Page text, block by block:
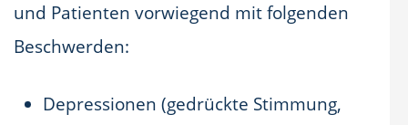
und Patienten vorwiegend mit folgenden
Beschwerden:
Depressionen (gedrückte Stimmung,